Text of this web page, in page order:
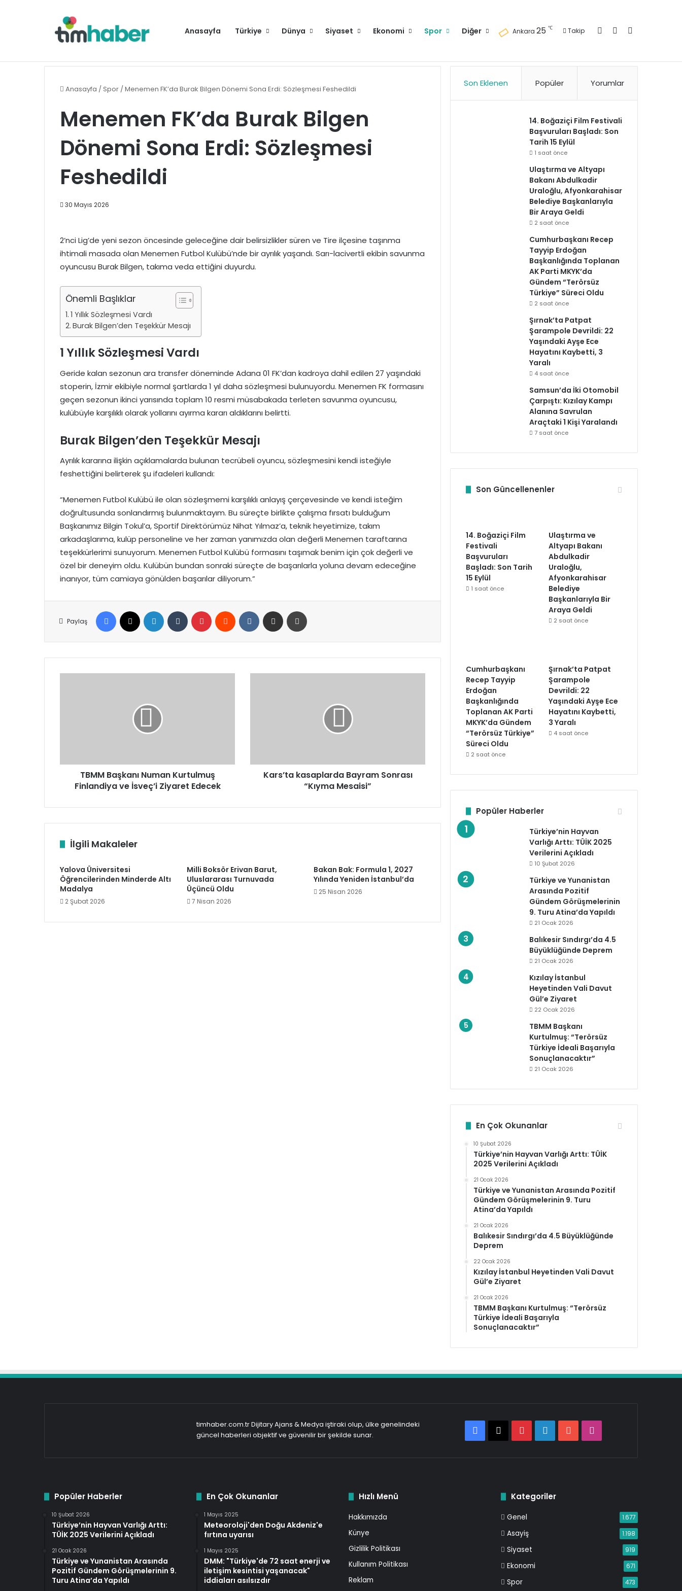
Anasayfa Türkiye Dünya Siyaset Ekonomi Spor Diğer Ankara 25 ℃ Takip Kayıt OlKenar Bölmesi
Gündem Cumhurbaşkanı Erdoğan, Bahçeli ile bir araya gelecek
Anasayfa /Spor /Menemen FK’da Burak Bilgen Dönemi Sona Erdi: Sözleşmesi Feshedildi
Menemen FK’da Burak Bilgen
Dönemi Sona Erdi: Sözleşmesi
Feshedildi
30 Mayıs 2026
2’nci Lig’de yeni sezon öncesinde geleceğine dair belirsizlikler süren ve Tire ilçesine taşınma
ihtimali masada olan Menemen Futbol Kulübü’nde bir ayrılık yaşandı. Sarı-lacivertli ekibin savunma
oyuncusu Burak Bilgen, takıma veda ettiğini duyurdu.
Önemli Başlıklar
1 Yıllık Sözleşmesi Vardı
Burak Bilgen’den Teşekkür Mesajı
1 Yıllık Sözleşmesi Vardı
Geride kalan sezonun ara transfer döneminde Adana 01 FK’dan kadroya dahil edilen 27 yaşındaki
stoperin, İzmir ekibiyle normal şartlarda 1 yıl daha sözleşmesi bulunuyordu. Menemen FK formasını
geçen sezonun ikinci yarısında toplam 10 resmi müsabakada terleten savunma oyuncusu,
kulübüyle karşılıklı olarak yollarını ayırma kararı aldıklarını belirtti.
Burak Bilgen’den Teşekkür Mesajı
Ayrılık kararına ilişkin açıklamalarda bulunan tecrübeli oyuncu, sözleşmesini kendi isteğiyle
feshettiğini belirterek şu ifadeleri kullandı:
“Menemen Futbol Kulübü ile olan sözleşmemi karşılıklı anlayış çerçevesinde ve kendi isteğim
doğrultusunda sonlandırmış bulunmaktayım. Bu süreçte birlikte çalışma fırsatı bulduğum
Başkanımız Bilgin Tokul’a, Sportif Direktörümüz Nihat Yılmaz’a, teknik heyetimize, takım
arkadaşlarıma, kulüp personeline ve her zaman yanımızda olan değerli Menemen taraftarına
teşekkürlerimi sunuyorum. Menemen Futbol Kulübü formasını taşımak benim için çok değerli ve
özel bir deneyim oldu. Kulübün bundan sonraki süreçte de başarılarla yoluna devam edeceğine
inanıyor, tüm camiaya gönülden başarılar diliyorum.”
Paylaş
Facebook LinkedIn Tumblr Pinterest Reddit VKontakteE-Posta ile paylaş
Edecek
TBMM Başkanı Numan Kurtulmuş
Finlandiya ve İsveç’i Ziyaret Edecek
Kars’ta kasaplarda Bayram Sonrası
“Kıyma Mesaisi”
İlgili Makaleler
Yalova Üniversitesi
Öğrencilerinden Minderde Altı
Madalya
2 Şubat 2026
Milli Boksör Erivan Barut,
Uluslararası Turnuvada
Üçüncü Oldu
7 Nisan 2026
Bakan Bak: Formula 1, 2027
Yılında Yeniden İstanbul’da
25 Nisan 2026
Son Eklenen Popüler Yorumlar
14. Boğaziçi Film Festivali
Başvuruları Başladı: Son
Tarih 15 Eylül
1 saat önce
Ulaştırma ve Altyapı
Bakanı Abdulkadir
Uraloğlu, Afyonkarahisar
Belediye Başkanlarıyla
Bir Araya Geldi
2 saat önce
Cumhurbaşkanı Recep
Tayyip Erdoğan
Başkanlığında Toplanan
AK Parti MKYK’da
Gündem “Terörsüz
Türkiye” Süreci Oldu
2 saat önce
Şırnak’ta Patpat
Şarampole Devrildi: 22
Yaşındaki Ayşe Ece
Hayatını Kaybetti, 3
Yaralı
4 saat önce
Samsun’da İki Otomobil
Çarpıştı: Kızılay Kampı
Alanına Savrulan
Araçtaki 1 Kişi Yaralandı
7 saat önce
Son Güncellenenler
14. Boğaziçi Film
Festivali
Başvuruları
Başladı: Son Tarih
15 Eylül
1 saat önce
Ulaştırma ve
Altyapı Bakanı
Abdulkadir
Uraloğlu,
Afyonkarahisar
Belediye
Başkanlarıyla Bir
Araya Geldi
2 saat önce
Cumhurbaşkanı
Recep Tayyip
Erdoğan
Başkanlığında
Toplanan AK Parti
MKYK’da Gündem
“Terörsüz Türkiye”
Süreci Oldu
2 saat önce
Şırnak’ta Patpat
Şarampole
Devrildi: 22
Yaşındaki Ayşe Ece
Hayatını Kaybetti,
3 Yaralı
4 saat önce
Popüler Haberler
Türkiye’nin Hayvan
Varlığı Arttı: TÜİK 2025
Verilerini Açıkladı
10 Şubat 2026
Türkiye ve Yunanistan
Arasında Pozitif
Gündem Görüşmelerinin
9. Turu Atina’da Yapıldı
21 Ocak 2026
Balıkesir Sındırgı’da 4.5
Büyüklüğünde Deprem
21 Ocak 2026
Kızılay İstanbul
Heyetinden Vali Davut
Gül’e Ziyaret
22 Ocak 2026
TBMM Başkanı
Kurtulmuş: “Terörsüz
Türkiye İdeali Başarıyla
Sonuçlanacaktır”
21 Ocak 2026
En Çok Okunanlar
10 Şubat 2026
Türkiye’nin Hayvan Varlığı Arttı: TÜİK
2025 Verilerini Açıkladı
21 Ocak 2026
Türkiye ve Yunanistan Arasında Pozitif
Gündem Görüşmelerinin 9. Turu
Atina’da Yapıldı
21 Ocak 2026
Balıkesir Sındırgı’da 4.5 Büyüklüğünde
Deprem
22 Ocak 2026
Kızılay İstanbul Heyetinden Vali Davut
Gül’e Ziyaret
21 Ocak 2026
TBMM Başkanı Kurtulmuş: “Terörsüz
Türkiye İdeali Başarıyla
Sonuçlanacaktır”
timhaber.com.tr Dijitary Ajans & Medya iştiraki olup, ülke genelindeki
güncel haberleri objektif ve güvenilir bir şekilde sunar.
Facebook
X PinterestLinkedInYouTube
Popüler Haberler
10 Şubat 2026
Türkiye’nin Hayvan Varlığı Arttı:
TÜİK 2025 Verilerini Açıkladı
21 Ocak 2026
Türkiye ve Yunanistan Arasında
Pozitif Gündem Görüşmelerinin 9.
Turu Atina’da Yapıldı
En Çok Okunanlar
1 Mayıs 2025
Meteoroloji'den Doğu Akdeniz'e
fırtına uyarısı
1 Mayıs 2025
DMM: "Türkiye'de 72 saat enerji ve
iletişim kesintisi yaşanacak"
iddiaları asılsızdır
Hızlı Menü
Hakkımızda
Künye
Gizlilik Politikası
Kullanım Politikası
Reklam
Kategoriler
Genel 1.677
Asayiş 1.198
Siyaset 919
Ekonomi 671
Spor 473